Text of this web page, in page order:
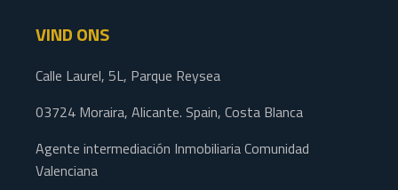
VIND ONS
Calle Laurel, 5L, Parque Reysea
03724 Moraira, Alicante. Spain, Costa Blanca
Agente intermediación Inmobiliaria Comunidad
Valenciana